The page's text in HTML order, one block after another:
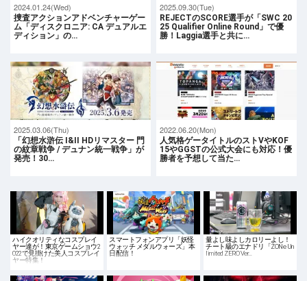
2024.01.24(Wed)
捜査アクションアドベンチャーゲー
ム「ディスクロニア: CA デュアルエ
ディション」の…
2025.09.30(Tue)
REJECTのSCORE選手が「SWC 20
25 Qualifier Online Round」で優
勝！Laggia選手と共に…
2025.03.06(Thu)
「幻想水滸伝 I&II HDリマスター 門
の紋章戦争 / デュナン統一戦争」が
発売！30…
2022.06.20(Mon)
人気格ゲータイトルのストVやKOF
15やGGSTの公式大会にも対応！優
勝者を予想して当た…
ハイクオリティなコスプレイ
ヤー達が！東京ゲームショウ2
022で見掛けた美人コスプレイ
ヤー特集！
スマートフォンアプリ「妖怪
ウォッチ メダルウォーズ」本
日配信！
量よし味よしカロリーよし！
チート級のエナドリ「ZONe Un
limited ZERO Ver…